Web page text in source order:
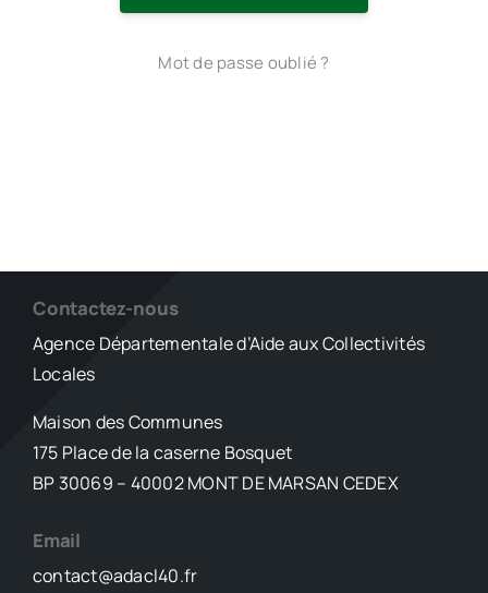
Mot de passe oublié ?
Contactez-nous
Agence Départementale d’Aide aux Collectivités
Locales
Maison des Communes
175 Place de la caserne Bosquet
BP 30069 – 40002 MONT DE MARSAN CEDEX
Email
contact@adacl40.fr